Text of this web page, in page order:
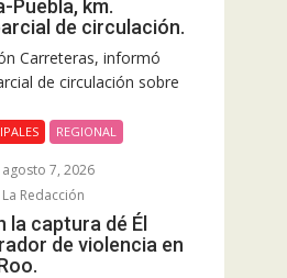
Puebla, km.
de circulación.
Carreteras, informó
de circulación sobre
REGIONAL
agosto 7, 2026
La Redacción
captura dé Él
de violencia en